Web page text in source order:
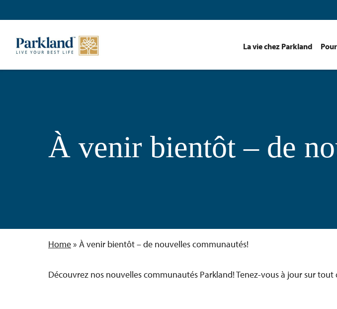
La vie chez Parkland
À venir bientôt – de
Home» À venir bientôt – de nouvelles communautés!
Découvrez nos nouvelles communautés Parkland! Tenez-vous à jour sur